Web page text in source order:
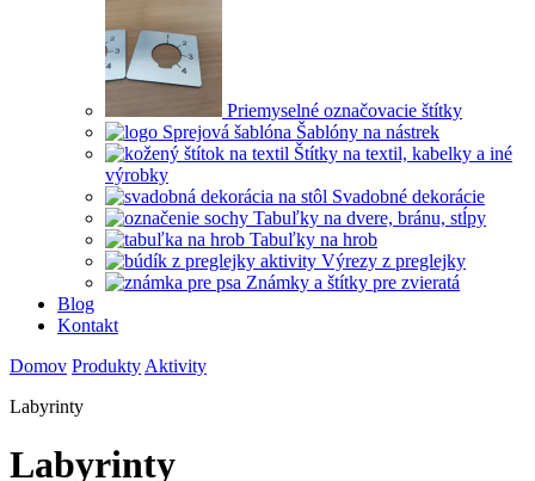
Priemyselné označovacie štítky
Šablóny na nástrek
Štítky na textil, kabelky a iné
výrobky
Svadobné dekorácie
Tabuľky na dvere, bránu, stĺpy
Tabuľky na hrob
Výrezy z preglejky
Známky a štítky pre zvieratá
Blog
Kontakt
Domov Produkty Aktivity
Labyrinty
Labyrinty